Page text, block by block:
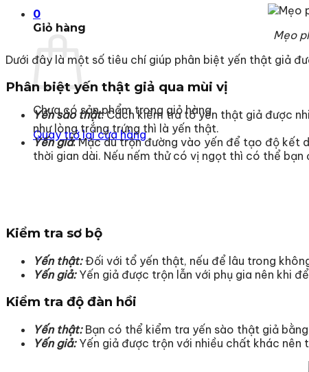
0
Giỏ hàng
Chưa có sản phẩm trong giỏ hàng.
Quay trở lại cửa hàng
Mẹo
Dưới đây là một số tiêu chí giúp phân biệt yến thật giả
Phân biệt yến thật giả qua mùi vị
Yến sào thật:Cách kiểm tra tổ yến thật giả được
như lòng trắng trứng thì là yến thật.
Yến giả:Mặc dù trộn đường vào yến để tạo độ kết
thời gian dài. Nếu nếm thử có vị ngọt thì có thể
Kiểm tra sơ bộ
Yến thật:Đối với tổ yến thật, nếu để lâu trong
Yến giả:Yến giả được trộn lẫn với phụ gia nên khi
Kiểm tra độ đàn hồi
Yến thật:Bạn có thể kiểm tra yến sào thật giả
Yến giả: Yến giả được trộn với nhiều chất khác